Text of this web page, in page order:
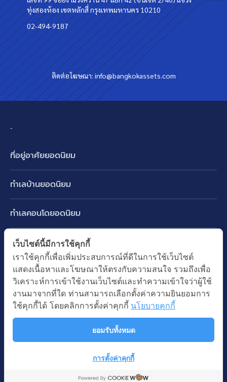
ทุ่งสองห้อง เขตหลักสี่ กรุงเทพมหานคร 10210
02-494-9187
ติดต่อโฆษณา:info@bangkokassets.com
-
ที่อยู่อาศัยยอดนิยม
ทาวน์เฮ้าส์ ทาวน์โฮม
คอนโดมิเนียม
อาคารพาณิชย์ ตึกแถว
ที่ดินเปล่า
อพาร์ทเม้นท์ หอพัก
ออฟฟิต สำนักงาน
โรงงาน โกดัง
โรงแรม รีสอร์ท
ทำเลบ้านยอดนิยม
บางนา รามคำแหง 2
ปทุมธานี รังสิต ลำลูกกา
นนทบุรี บางใหญ่ บางบัวทอง
ทำเลคอนโดยอดนิยม
พระราม 9
อ่อนนุช ปุณณวิถี
รัชดาภิเษก ห้วยขวาง
ห้าแยกลาดพร้าว
ทำเล BTS ยอดนิยม
BTS ทองหล่อ
BTS เอกมัย
BTS พร้อมพงษ์
BTS อ่อนนุช
ทำเล MRT ยอดนิยม
MRT เพชรบุรี
MRT พระราม 9
MRT พหลโยธิน
คำค้นยอดนิยม
บ้านมือสอง
ซื้อบ้าน ขายบ้าน
นโยบายการใช้คุกกี้
สงวนลิขสิทธิ โดยบริษัท บางกอก แอสเซท อินเตอร์กรุ๊ป จำกัด (มหาชน).
เว็บไซต์นี้มีการใช้คุกกี้
เราใช้คุกกี้เพื่อเพิ่มประสบการณ์ที่ดีในการใช้เว็บไซต์
แสดงเนื้อหาและโฆษณาให้ตรงกับความสนใจ รวมถึงเพื่อ
วิเคราะห์การเข้าใช้งานเว็บไซต์และทำความเข้าใจว่าผู้ใช้
งานมาจากที่ใด ท่านสามารถเลือกตั้งค่าความยินยอมการ
ใช้คุกกี้ได้ โดยคลิกการตั้งค่าคุกกี้ นโยบายคุกกี้
ยอมรับทั้งหมด
การตั้งค่าคุกกี้